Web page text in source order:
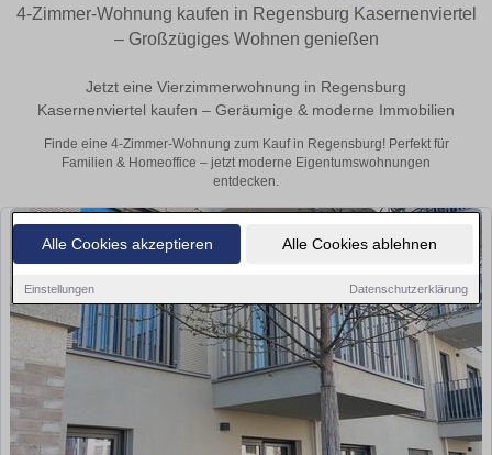
Alle Cookies akzeptieren Alle Cookies ablehnen
Einstellungen Datenschutzerklärung
4-Zimmer-Wohnung kaufen in Regensburg Kasernenviertel
– Großzügiges Wohnen genießen
Jetzt eine Vierzimmerwohnung in Regensburg
Kasernenviertel kaufen – Geräumige & moderne Immobilien
Finde eine 4-Zimmer-Wohnung zum Kauf in Regensburg! Perfekt für
Familien & Homeoffice – jetzt moderne Eigentumswohnungen
entdecken.